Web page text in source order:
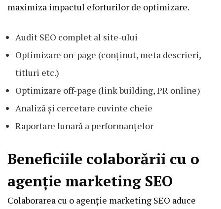
maximiza impactul eforturilor de optimizare.
Audit SEO complet al site-ului
Optimizare on-page (conținut, meta descrieri,
titluri etc.)
Optimizare off-page (link building, PR online)
Analiză și cercetare cuvinte cheie
Raportare lunară a performanțelor
Beneficiile colaborării cu o
agenție marketing SEO
Colaborarea cu o agenție marketing SEO aduce